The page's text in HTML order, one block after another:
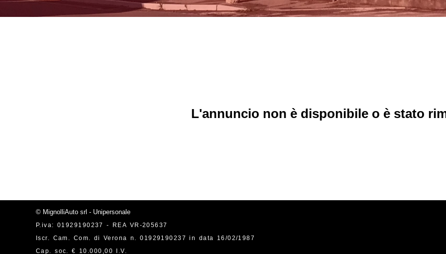
L'annuncio non è disponibile o è stato
© MignolliAuto srl - Unipersonale
P.iva: 01929190237 - REA VR-205637
Iscr. Cam. Com. di Verona n. 01929190237 in data 16/02/1987
Cap. soc. € 10.000,00 I.V.